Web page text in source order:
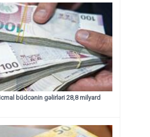
büdcənin gəlirləri 28,8 milyard